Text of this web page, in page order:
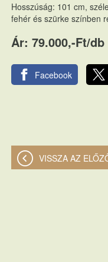
Hosszúság: 101 cm,
fehér és szürke színben
Ár: 79.000,-Ft/db
Facebook
VISSZA AZ